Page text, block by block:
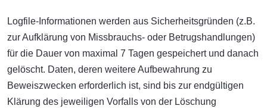
Logfile-Informationen werden aus Sicherheitsgründen (z.B.
zur Aufklärung von Missbrauchs- oder Betrugshandlungen)
für die Dauer von maximal 7 Tagen gespeichert und danach
gelöscht. Daten, deren weitere Aufbewahrung zu
Beweiszwecken erforderlich ist, sind bis zur endgültigen
Klärung des jeweiligen Vorfalls von der Löschung